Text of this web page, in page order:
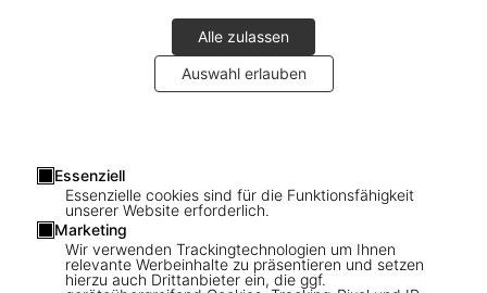
Alle zulassen
Auswahl erlauben
Essenziell
Essenzielle cookies sind für die Funktionsfähigkeit
unserer Website erforderlich.
Marketing
Wir verwenden Trackingtechnologien um Ihnen
relevante Werbeinhalte zu präsentieren und setzen
hierzu auch Drittanbieter ein, die ggf.
The launch of ‘Feeding Creativity’
Connect
Company